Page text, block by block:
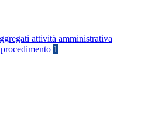
attività amministrativa
1